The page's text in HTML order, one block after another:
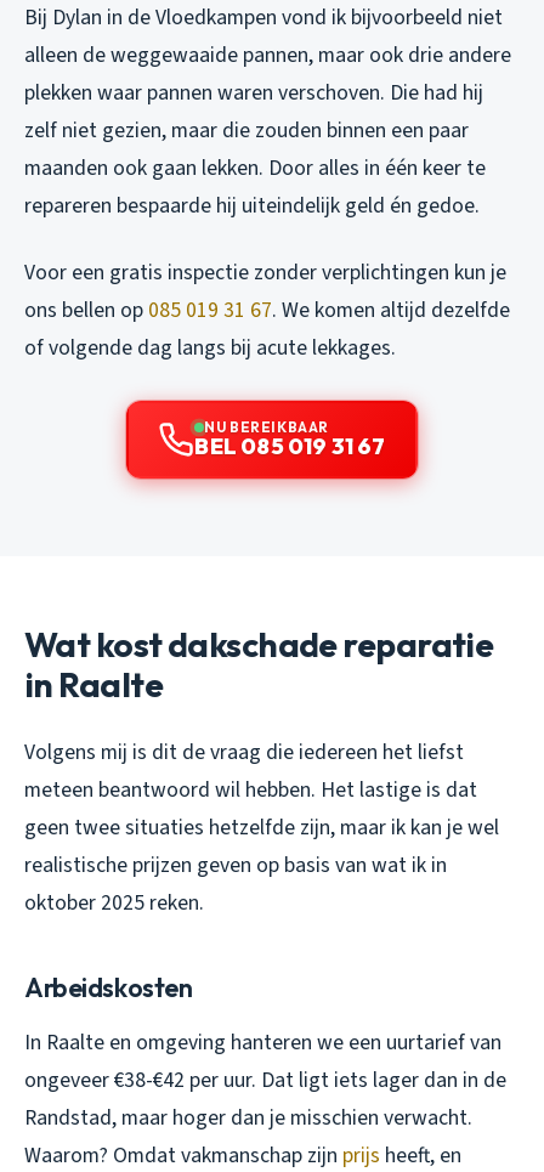
Bij Dylan in de Vloedkampen vond ik bijvoorbeeld niet
alleen de weggewaaide pannen, maar ook drie andere
plekken waar pannen waren verschoven. Die had hij
zelf niet gezien, maar die zouden binnen een paar
maanden ook gaan lekken. Door alles in één keer te
repareren bespaarde hij uiteindelijk geld én gedoe.
Voor een gratis inspectie zonder verplichtingen kun je
ons bellen op 085 019 31 67. We komen altijd dezelfde
of volgende dag langs bij acute lekkages.
NU BEREIKBAAR
BEL 085 019 31 67
Wat kost dakschade reparatie
in Raalte
Volgens mij is dit de vraag die iedereen het liefst
meteen beantwoord wil hebben. Het lastige is dat
geen twee situaties hetzelfde zijn, maar ik kan je wel
realistische prijzen geven op basis van wat ik in
oktober 2025 reken.
Arbeidskosten
In Raalte en omgeving hanteren we een uurtarief van
ongeveer €38-€42 per uur. Dat ligt iets lager dan in de
Randstad, maar hoger dan je misschien verwacht.
Waarom? Omdat vakmanschap zijn prijs heeft, en